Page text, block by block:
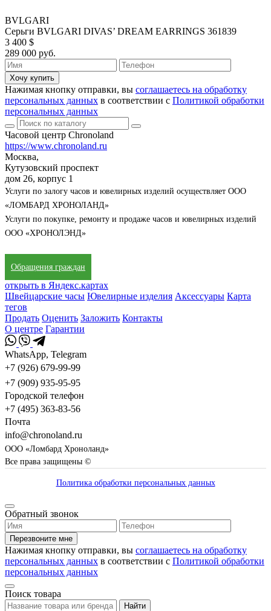
BVLGARI
Серьги BVLGARI DIVAS’ DREAM EARRINGS 361839
3 400 $
289 000 руб.
Хочу купить
Нажимая кнопку отправки, вы соглашаетесь на обработку
персональных данных в соответствии с Политикой обработки
персональных данных
Часовой центр Chronoland
https://www.chronoland.ru
Москва,
Кутузовский проспект
дом 26, корпус 1
Услуги по залогу часов и ювелирных изделий осуществляет ООО
«ЛОМБАРД ХРОНОЛАНД»
Услуги по покупке, ремонту и продаже часов и ювелирных изделий
ООО «ХРОНОЛЭНД»
Обращения граждан
открыть в Яндекс.картах
Швейцарские часы Ювелирные изделия Аксессуары Карта
тегов
Продать Оценить Заложить Контакты
О центре Гарантии
WhatsApp, Telegram
+7 (926) 679-99-99
+7 (909) 935-95-95
Городской телефон
+7 (495) 363-83-56
Почта
info@chronoland.ru
ООО «Ломбард Хроноланд»
Все права защищены ©
Политика обработки персональных данных
Обратный звонок
Перезвоните мне
Нажимая кнопку отправки, вы соглашаетесь на обработку
персональных данных в соответствии с Политикой обработки
персональных данных
Поиск товара
Найти